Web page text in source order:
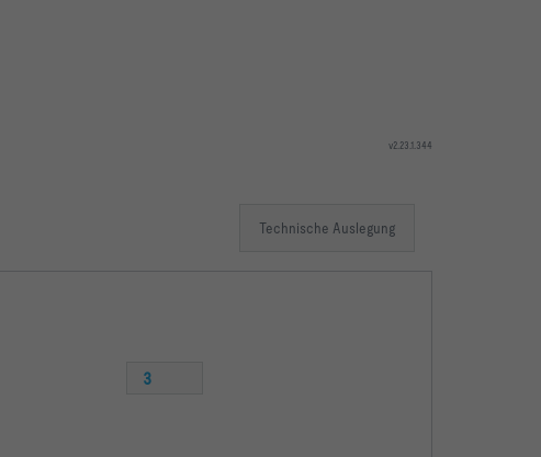
v2.23.1.344
Technische Auslegung
3